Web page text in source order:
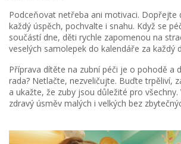
Podceňovat netřeba ani motivaci. Dopřejte
každý úspěch, pochvalte i snahu. Když se
součástí dne, děti rychle zapomenou na
veselých samolepek do kalendáře za každý
Příprava dítěte na zubní péči je o pohodě a
rada? Netlačte, nezveličujte. Buďte trpěliví,
a ukažte, že zuby jsou důležité pro všechny.
zdravý úsměv malých i velkých bez